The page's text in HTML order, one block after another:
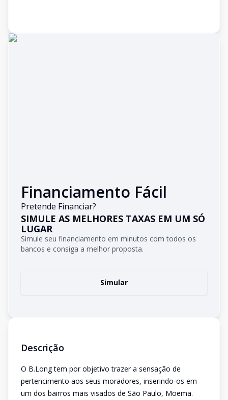
Financiamento Fácil
Pretende Financiar?
SIMULE AS MELHORES TAXAS EM UM SÓ
LUGAR
Simule seu financiamento em minutos com todos os
bancos e consiga a melhor proposta.
Simular
Descrição
O B.Long tem por objetivo trazer a sensação de
pertencimento aos seus moradores, inserindo-os em
um dos bairros mais visados de São Paulo, Moema.